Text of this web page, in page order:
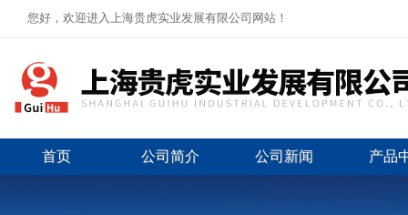
您好，欢迎进入上海贵虎实业发展有限公司网站！
首页 公司简介 公司新闻 产品